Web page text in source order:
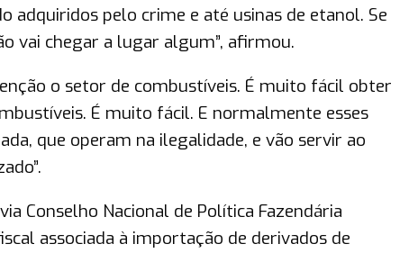
adquiridos pelo crime e até usinas de etanol. Se
vai chegar a lugar algum”, afirmou.
o setor de combustíveis. É muito fácil obter
É muito fácil. E normalmente esses
que operam na ilegalidade, e vão servir ao
Conselho Nacional de Política Fazendária
associada à importação de derivados de